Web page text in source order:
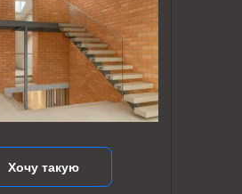
Хочу такую